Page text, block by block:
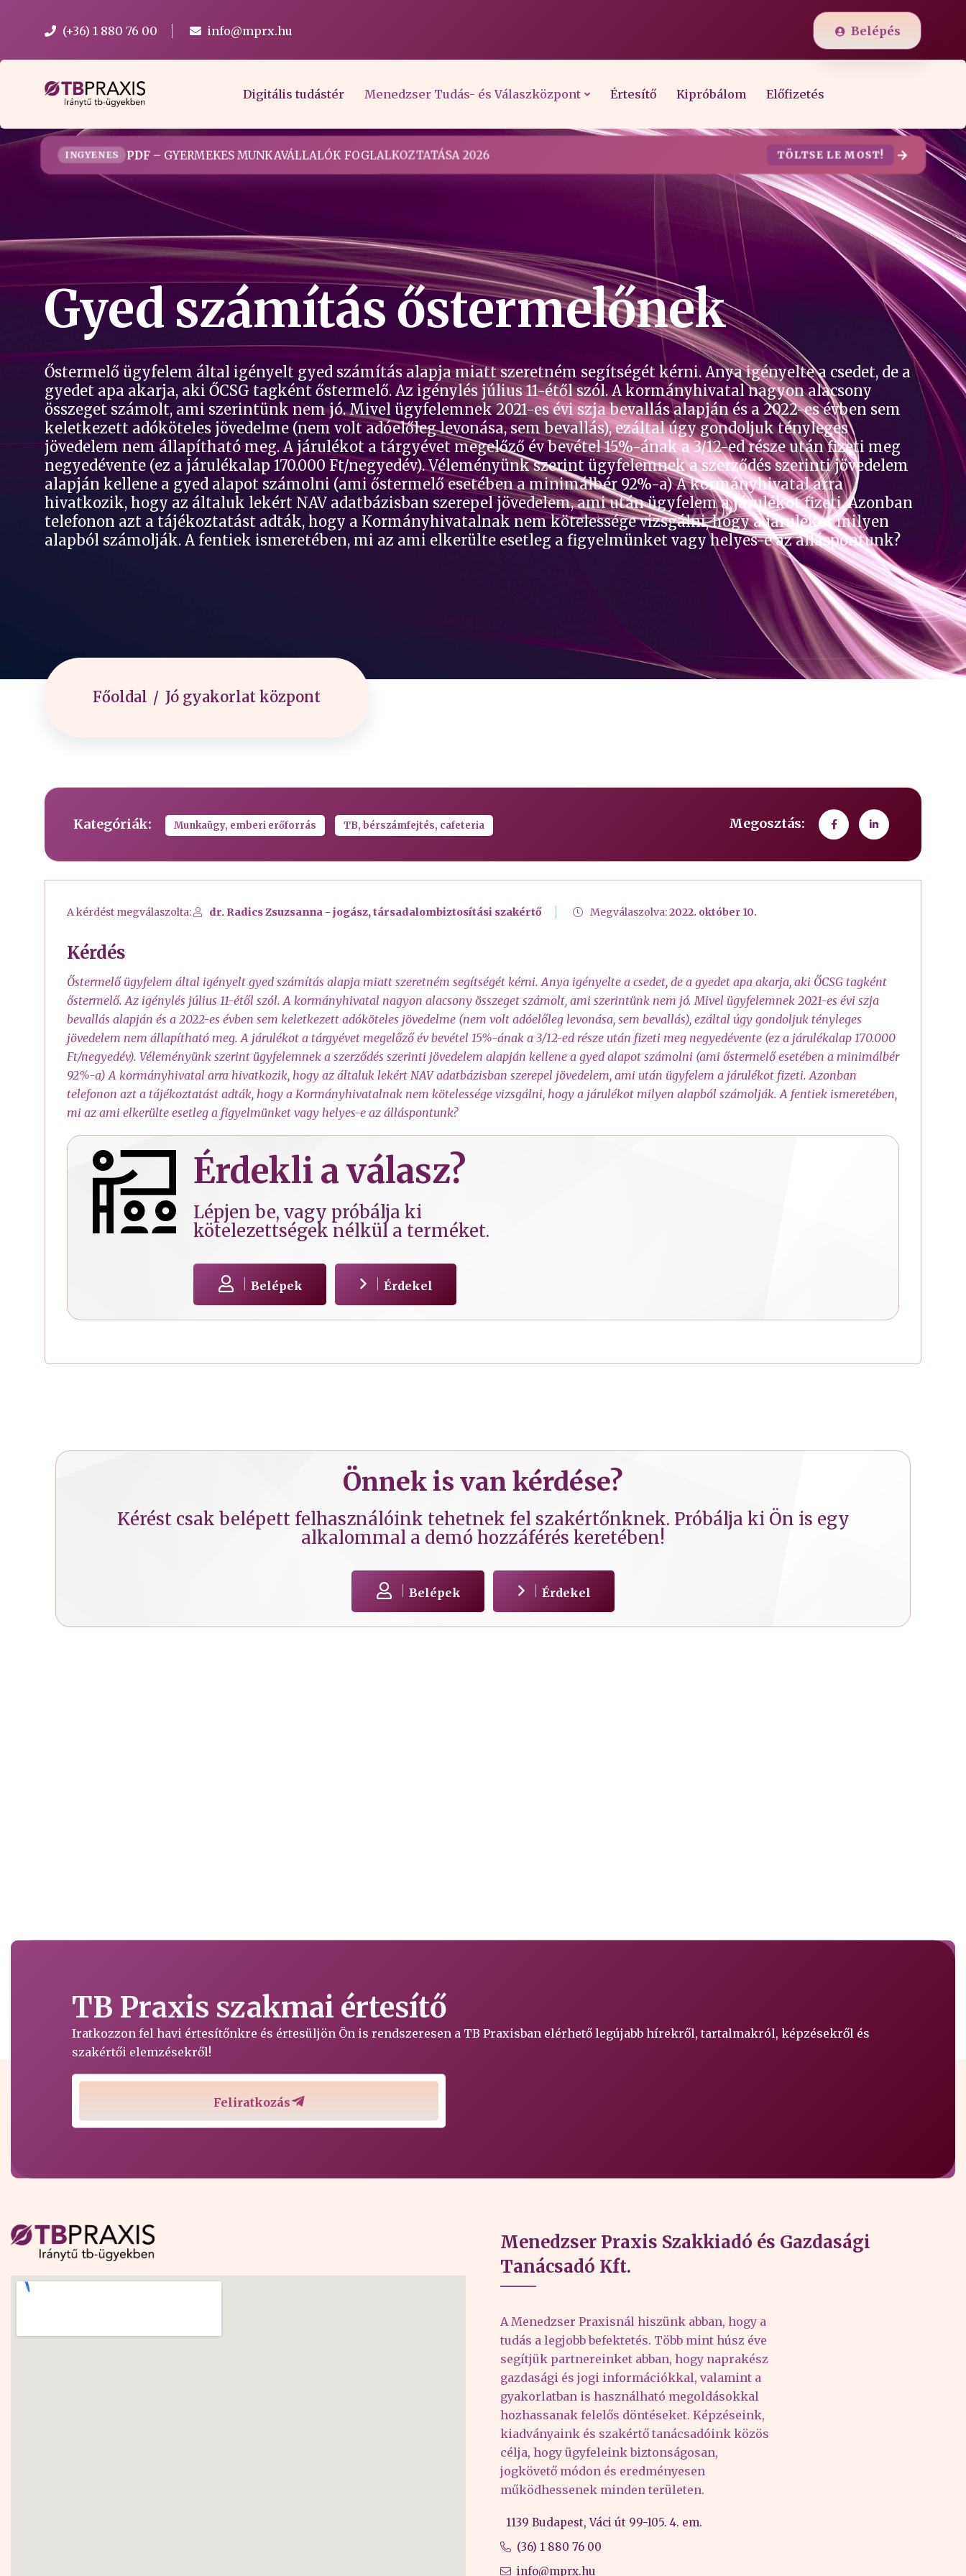
(+36) 1 880 76 00 info@mprx.hu Belépés
Digitális tudástér Menedzser Tudás- és Válaszközpont Értesítő Kipróbálom Előfizetés
INGYENES PDF – GYERMEKES MUNKAVÁLLALÓK FOGLALKOZTATÁSA 2026 TÖLTSE LE MOST!
Gyed számítás őstermelőnek
Őstermelő ügyfelem által igényelt gyed számítás alapja miatt szeretném segítségét kérni. Anya igényelte a csedet, de a
gyedet apa akarja, aki ŐCSG tagként őstermelő. Az igénylés július 11-étől szól. A kormányhivatal nagyon alacsony
összeget számolt, ami szerintünk nem jó. Mivel ügyfelemnek 2021-es évi szja bevallás alapján és a 2022-es évben sem
keletkezett adóköteles jövedelme (nem volt adóelőleg levonása, sem bevallás), ezáltal úgy gondoljuk tényleges
jövedelem nem állapítható meg. A járulékot a tárgyévet megelőző év bevétel 15%-ának a 3/12-ed része után fizeti meg
negyedévente (ez a járulékalap 170.000 Ft/negyedév). Véleményünk szerint ügyfelemnek a szerződés szerinti jövedelem
alapján kellene a gyed alapot számolni (ami őstermelő esetében a minimálbér 92%-a) A kormányhivatal arra
hivatkozik, hogy az általuk lekért NAV adatbázisban szerepel jövedelem, ami után ügyfelem a járulékot fizeti. Azonban
telefonon azt a tájékoztatást adták, hogy a Kormányhivatalnak nem kötelessége vizsgálni, hogy a járulékot milyen
alapból számolják. A fentiek ismeretében, mi az ami elkerülte esetleg a figyelmünket vagy helyes-e az álláspontunk?
Főoldal Jó gyakorlat központ
Kategóriák: Munkaügy, emberi erőforrás TB, bérszámfejtés, cafeteria Megosztás:
A kérdést megválaszolta: dr. Radics Zsuzsanna - jogász, társadalombiztosítási szakértő Megválaszolva:2022. október 10.
Kérdés
Őstermelő ügyfelem által igényelt gyed számítás alapja miatt szeretném segítségét kérni. Anya igényelte a csedet, de a gyedet apa akarja, aki ŐCSG tagként
őstermelő. Az igénylés július 11-étől szól. A kormányhivatal nagyon alacsony összeget számolt, ami szerintünk nem jó. Mivel ügyfelemnek 2021-es évi szja
bevallás alapján és a 2022-es évben sem keletkezett adóköteles jövedelme (nem volt adóelőleg levonása, sem bevallás), ezáltal úgy gondoljuk tényleges
jövedelem nem állapítható meg. A járulékot a tárgyévet megelőző év bevétel 15%-ának a 3/12-ed része után fizeti meg negyedévente (ez a járulékalap 170.000
Ft/negyedév). Véleményünk szerint ügyfelemnek a szerződés szerinti jövedelem alapján kellene a gyed alapot számolni (ami őstermelő esetében a minimálbér
92%-a) A kormányhivatal arra hivatkozik, hogy az általuk lekért NAV adatbázisban szerepel jövedelem, ami után ügyfelem a járulékot fizeti. Azonban
telefonon azt a tájékoztatást adták, hogy a Kormányhivatalnak nem kötelessége vizsgálni, hogy a járulékot milyen alapból számolják. A fentiek ismeretében,
mi az ami elkerülte esetleg a figyelmünket vagy helyes-e az álláspontunk?
Érdekli a válasz?
Lépjen be, vagy próbálja ki
kötelezettségek nélkül a terméket.
Belépek Érdekel
Önnek is van kérdése?
Kérést csak belépett felhasználóink tehetnek fel szakértőnknek. Próbálja ki Ön is egy
alkalommal a demó hozzáférés keretében!
Belépek Érdekel
TB Praxis szakmai értesítő
Iratkozzon fel havi értesítőnkre és értesüljön Ön is rendszeresen a TB Praxisban elérhető legújabb hírekről, tartalmakról, képzésekről és
szakértői elemzésekről!
Feliratkozás
Menedzser Praxis Szakkiadó és Gazdasági
Tanácsadó Kft.
A Menedzser Praxisnál hiszünk abban, hogy a
tudás a legjobb befektetés. Több mint húsz éve
segítjük partnereinket abban, hogy naprakész
gazdasági és jogi információkkal, valamint a
gyakorlatban is használható megoldásokkal
hozhassanak felelős döntéseket. Képzéseink,
kiadványaink és szakértő tanácsadóink közös
célja, hogy ügyfeleink biztonságosan,
jogkövető módon és eredményesen
működhessenek minden területen.
1139 Budapest, Váci út 99-105. 4. em.
(36) 1 880 76 00
info@mprx.hu